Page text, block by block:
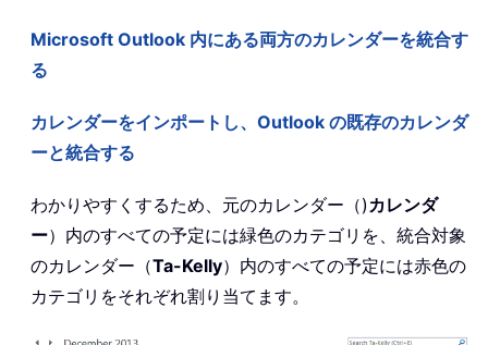
Microsoft Outlook 内にある両方のカレンダーを統合す
る
カレンダーをインポートし、Outlook の既存のカレンダ
ーと統合する
わかりやすくするため、元のカレンダー（)カレンダ
ー）内のすべての予定には緑色のカテゴリを、統合対象
のカレンダー（Ta-Kelly）内のすべての予定には赤色の
カテゴリをそれぞれ割り当てます。